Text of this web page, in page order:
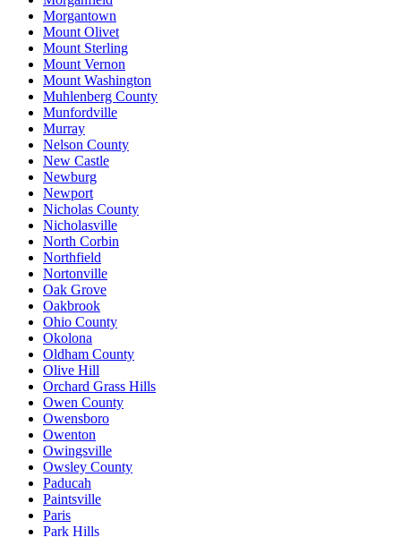
Morgantown
Mount Olivet
Mount Sterling
Mount Vernon
Mount Washington
Muhlenberg County
Munfordville
Murray
Nelson County
New Castle
Newburg
Newport
Nicholas County
Nicholasville
North Corbin
Northfield
Nortonville
Oak Grove
Oakbrook
Ohio County
Okolona
Oldham County
Olive Hill
Orchard Grass Hills
Owen County
Owensboro
Owenton
Owingsville
Owsley County
Paducah
Paintsville
Paris
Park Hills